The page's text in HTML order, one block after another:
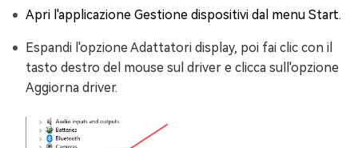
Apri l'applicazione Gestione dispositivi dal menu Start.
Espandi l'opzione Adattatori display, poi fai clic con il
tasto destro del mouse sul driver e clicca sull'opzione
Aggiorna driver.